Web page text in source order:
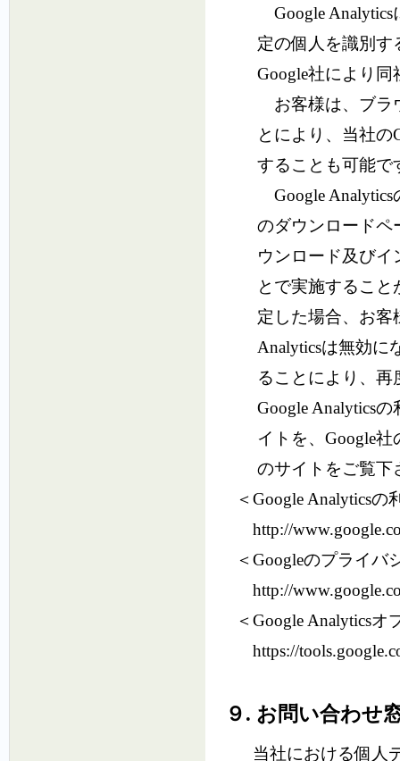
Google Analytics
定の個人を識別す
Google社により
お客様は、ブラ
とにより、当社の
することも可
Google Analytics
のダウンロードペ
ウンロード及び
とで実施すること
定した場合、お客
Analyticsは無効に
ることにより、再
Google Analytics
イトを、Google
のサイトをご覧下
＜Google Analyticsの
http://
＜Googleのプライバ
http://
＜Google Analytics
https://
９. お問い合わせ
当社における個人